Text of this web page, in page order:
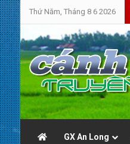
Thứ Năm, Tháng 8 6 2026
GX An Long